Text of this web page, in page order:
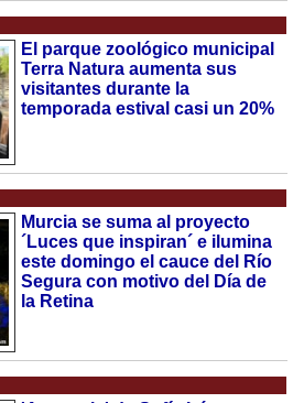
El parque zoológico municipal
Terra Natura aumenta sus
visitantes durante la
temporada estival casi un 20%
Murcia se suma al proyecto
´Luces que inspiran´ e ilumina
este domingo el cauce del Río
Segura con motivo del Día de
la Retina